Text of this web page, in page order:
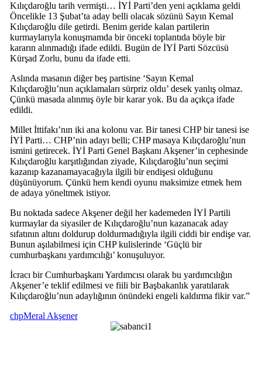
Kılıçdaroğlu tarih vermişti… İYİ Parti’den yeni açıklama geldi
Öncelikle 13 Şubat’ta aday belli olacak sözünü Sayın Kemal
Kılıçdaroğlu dile getirdi. Benim geride kalan partilerin
kurmaylarıyla konuşmamda bir önceki toplantıda böyle bir
kararın alınmadığı ifade edildi. Bugün de İYİ Parti Sözcüsü
Kürşad Zorlu, bunu da ifade etti.
Aslında masanın diğer beş partisine ‘Sayın Kemal
Kılıçdaroğlu’nun açıklamaları sürpriz oldu’ desek yanlış olmaz.
Çünkü masada alınmış öyle bir karar yok. Bu da açıkça ifade
edildi.
Millet İttifakı’nın iki ana kolonu var. Bir tanesi CHP bir tanesi ise
İYİ Parti… CHP’nin adayı belli; CHP masaya Kılıçdaroğlu’nun
ismini getirecek. İYİ Parti Genel Başkanı Akşener’in cephesinde
Kılıçdaroğlu karşıtlığından ziyade, Kılıçdaroğlu’nun seçimi
kazanıp kazanamayacağıyla ilgili bir endişesi olduğunu
düşünüyorum. Çünkü hem kendi oyunu maksimize etmek hem
de adaya yöneltmek istiyor.
Bu noktada sadece Akşener değil her kademeden İYİ Partili
kurmaylar da siyasiler de Kılıçdaroğlu’nun kazanacak aday
sıfatının altını doldurup doldurmadığıyla ilgili ciddi bir endişe var.
Bunun aşılabilmesi için CHP kulislerinde ‘Güçlü bir
cumhurbaşkanı yardımcılığı’ konuşuluyor.
İcracı bir Cumhurbaşkanı Yardımcısı olarak bu yardımcılığın
Akşener’e teklif edilmesi ve fiili bir Başbakanlık yaratılarak
Kılıçdaroğlu’nun adaylığının önündeki engeli kaldırma fikir var.”
chpMeral Akşener